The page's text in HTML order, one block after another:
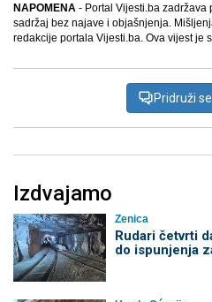
NAPOMENA - Portal Vijesti.ba zadržava
sadržaj bez najave i objašnjenja.
redakcije portala Vijesti.ba. Ova vijest je
Pridruži
Izdvajamo
Zenica
Rudari četvrti
do ispunjenja